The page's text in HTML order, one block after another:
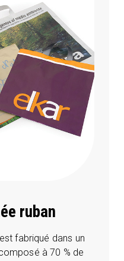
ruban
fabriqué dans un
à 70 % de